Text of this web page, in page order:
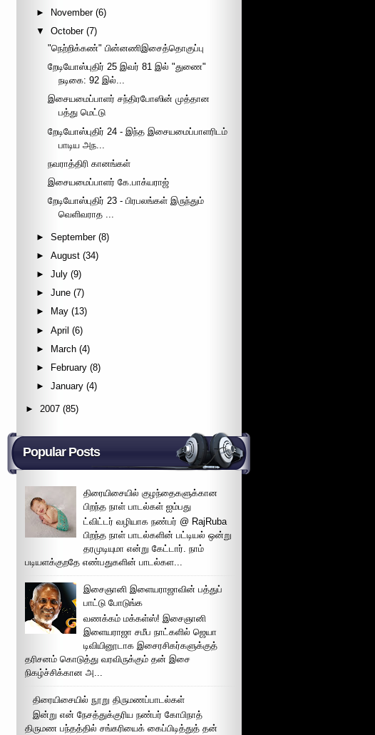
► November (6)
▼
October (7)
"நெற்றிக்கண்" பின்னணிஇசைத்தொகுப்பு
றேடியோஸ்புதிர் 25 இவர் 81 இல் "துணை"
நடிகை: 92 இல்...
இசையமைப்பாளர் சந்திரபோஸின் முத்தான
பத்து மெட்டு
றேடியோஸ்புதிர் 24 - இந்த இசையமைப்பாளரிடம்
பாடிய அந...
நவராத்திரி கானங்கள்
இசையமைப்பாளர் கே.பாக்யராஜ்
றேடியோஸ்புதிர் 23 - பிரபலங்கள் இருந்தும்
வெளிவராத ...
►September (8)
►August (34)
►July (9)
►June (7)
►
May (13)
►April (6)
►
March (4)
►
February (8)
►January (4)
► 2007 (85)
Popular Posts
திரையிசையில் குழந்தைகளுக்கான
பிறந்த நாள் பாடல்கள் ஐம்பது
ட்விட்டர் வழியாக நண்பர் @ RajRuba
பிறந்த நாள் பாடல்களின் பட்டியல் ஒன்று
தரமுடியுமா என்று கேட்டார். நாம்
படியளக்குறதே எண்பதுகளின் பாடல்கள...
இசைஞானி இளையராஜாவின் பத்துப்
பாட்டு போடுங்க
வணக்கம் மக்கள்ஸ்! இசைஞானி
இளையராஜா சமீப நாட்களில் ஜெயா
டிவியினூடாக இசைரசிகர்களுக்குத்
தரிசனம் கொடுத்து வரவிருக்கும் தன் இசை
நிகழ்ச்சிக்கான அ...
திரையிசையில் நூறு திருமணப்பாடல்கள்
இன்று என் நேசத்துக்குரிய நண்பர் கோபிநாத்
திருமண பந்தத்தில் சங்கரியைக் கைப்பிடித்துத் தன்